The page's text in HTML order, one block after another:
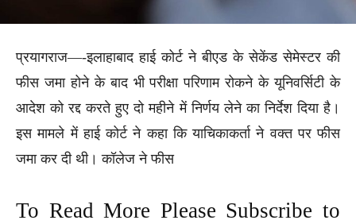
प्रयागराज—-इलाहाबाद हाई कोर्ट ने बीएड के सेकेंड सेमेस्टर की
फीस जमा होने के बाद भी परीक्षा परिणाम रोकने के यूनिवर्सिटी के
आदेश को रद्द करते हुए दो महीने में निर्णय लेने का निर्देश दिया है।
इस मामले में हाई कोर्ट ने कहा कि याचिकाकर्ता ने वक्त पर फीस
जमा कर दी थी। कॉलेज ने फीस
To Read More Please Subscribe to